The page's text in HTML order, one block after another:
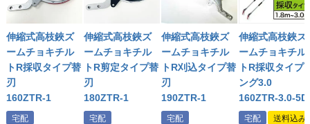
伸縮式高枝鋏ズ
ームチョキチル
トR採収タイプ替
刃
160ZTR-1
宅配
伸縮式高枝鋏ズ
ームチョキチル
トR剪定タイプ替
刃
180ZTR-1
宅配
伸縮式高枝鋏ズ
ームチョキチル
トR刈込タイプ替
刃
190ZTR-1
宅配
伸縮式高枝鋏ズ
ームチョキチル
トR採収タイプ
ング3.0
160ZTR-3.0-5D
宅配 送料込み